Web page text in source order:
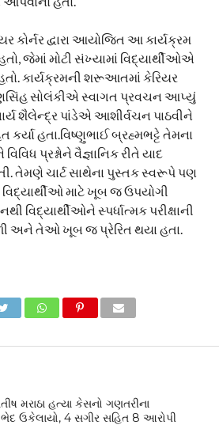
કોર્નર દ્વારા આયોજિત આ કાર્યક્રમ
જેમાં મોટી સંખ્યામાં વિદ્યાર્થીઓએ
કાર્યક્રમની શરૂઆતમાં કેરિયર
સોલંકીએ સ્વાગત પ્રવચન આપ્યું
શૈલેન્દ્ર પાંડેએ આશીર્વચન પાઠવીને
કર્યા હતા.વિષ્ણુભાઈ બ્રહ્મભટ્ટે તેમના
પ્રશ્નોને વૈજ્ઞાનિક રીતે યાદ
તેમણે ચાર્ટ સાથેના પુસ્તક સ્વરૂપે પણ
વિદ્યાર્થીઓ માટે ખૂબ જ ઉપયોગી
વિદ્યાર્થીઓને સ્પર્ધાત્મક પરીક્ષાની
અને તેઓ ખૂબ જ પ્રેરિત થયા હતા.
મરાઠા હત્યા કેસનો ગણતરીના
ભેદ ઉકેલાયો, 4 સગીર સહિત 8 આરોપી